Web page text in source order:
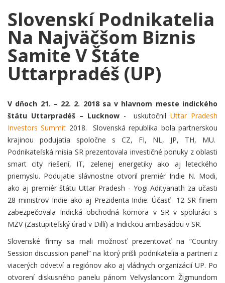
Slovenskí Podnikatelia
Na Najväčšom Biznis
Samite V Štáte
Uttarpradéš (UP)
V dňoch 21. – 22. 2. 2018 sa v hlavnom meste indického
štátu Uttarpradéš – Lucknow- uskutočnilUttar Pradesh
Investors Summit 2018. Slovenská republika bola partnerskou
krajinou podujatia spoločne s CZ, FI, NL, JP, TH, MU.
Podnikateľská misia SR prezentovala investičné ponuky z oblasti
smart city riešení, IT, zelenej energetiky ako aj leteckého
priemyslu. Podujatie slávnostne otvoril premiér Indie N. Modi,
ako aj premiér štátu Uttar Pradesh - Yogi Adityanath za učasti
28 ministrov Indie ako aj Prezidenta Indie. Účasť 12 SR firiem
zabezpečovala Indická obchodná komora v SR v spoluráci s
MZV (Zastupiteľský úrad v Dillí) a Indickou ambasádou v SR.
Slovenské firmy sa mali možnosť prezentovať na “Country
Session discussion panel” na ktorý prišli podnikatelia a partneri z
viacerých odvetví a regiónov ako aj vládnych organizácií UP. Po
otvorení diskusného panelu pánom Veľvyslancom Žigmundom